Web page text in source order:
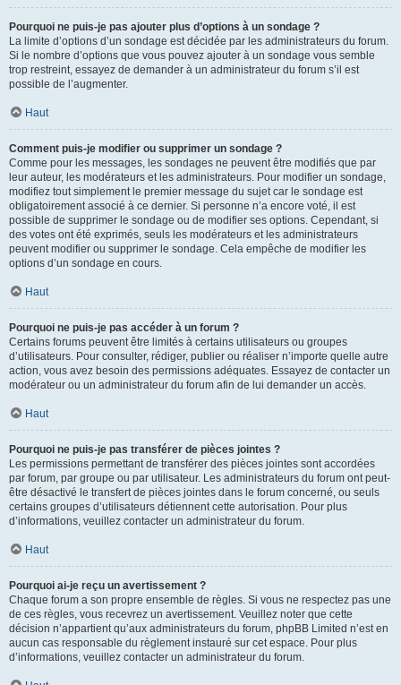
Pourquoi ne puis-je pas ajouter plus d’options à un sondage ?
La limite d’options d’un sondage est décidée par les administrateurs du forum.
Si le nombre d’options que vous pouvez ajouter à un sondage vous semble
trop restreint, essayez de demander à un administrateur du forum s’il est
possible de l’augmenter.
Haut
Comment puis-je modifier ou supprimer un sondage ?
Comme pour les messages, les sondages ne peuvent être modifiés que par
leur auteur, les modérateurs et les administrateurs. Pour modifier un sondage,
modifiez tout simplement le premier message du sujet car le sondage est
obligatoirement associé à ce dernier. Si personne n’a encore voté, il est
possible de supprimer le sondage ou de modifier ses options. Cependant, si
des votes ont été exprimés, seuls les modérateurs et les administrateurs
peuvent modifier ou supprimer le sondage. Cela empêche de modifier les
options d’un sondage en cours.
Haut
Pourquoi ne puis-je pas accéder à un forum ?
Certains forums peuvent être limités à certains utilisateurs ou groupes
d’utilisateurs. Pour consulter, rédiger, publier ou réaliser n’importe quelle autre
action, vous avez besoin des permissions adéquates. Essayez de contacter un
modérateur ou un administrateur du forum afin de lui demander un accès.
Haut
Pourquoi ne puis-je pas transférer de pièces jointes ?
Les permissions permettant de transférer des pièces jointes sont accordées
par forum, par groupe ou par utilisateur. Les administrateurs du forum ont peut-
être désactivé le transfert de pièces jointes dans le forum concerné, ou seuls
certains groupes d’utilisateurs détiennent cette autorisation. Pour plus
d’informations, veuillez contacter un administrateur du forum.
Haut
Pourquoi ai-je reçu un avertissement ?
Chaque forum a son propre ensemble de règles. Si vous ne respectez pas une
de ces règles, vous recevrez un avertissement. Veuillez noter que cette
décision n’appartient qu’aux administrateurs du forum, phpBB Limited n’est en
aucun cas responsable du règlement instauré sur cet espace. Pour plus
d’informations, veuillez contacter un administrateur du forum.